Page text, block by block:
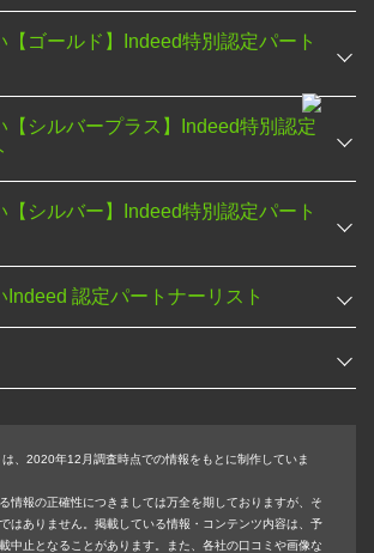
【ゴールド】Indeed特別認定パート
【シルバープラス】Indeed特別認定
【シルバー】Indeed特別認定パート
Indeed 認定パートナーリスト
、2020年12月調査時点での情報をもとに制作していま
情報の正確性につきましては万全を期しておりますが、そ
はありません。掲載している情報・コンテンツ内容は、予
中止となることがあります。また、各社の口コミや画像な